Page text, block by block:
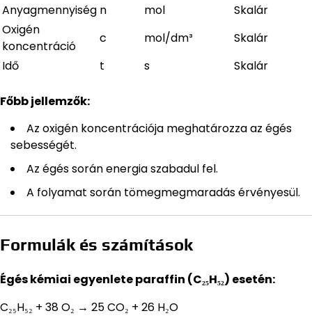
Anyagmennyiség n mol
Skalár
Oxigén
koncentráció
c mol/dm³
Skalár
Idő
t s Skalár
Főbb jellemzők:
Az oxigén koncentrációja meghatározza az égés
sebességét.
Az égés során energia szabadul fel.
A folyamat során tömegmegmaradás érvényesül.
Formulák és számítások
Égés kémiai egyenlete paraffin (C₂₅H₅₂) esetén:
C₂₅H₅₂ + 38 O₂ → 25 CO₂ + 26 H₂O